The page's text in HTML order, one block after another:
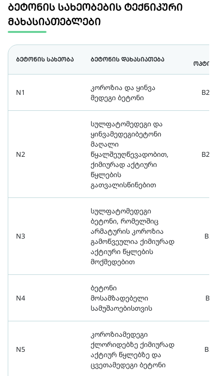
ბეტონის სახეობების ტექნიკური
მახასიათებლები
ბეტონის სახეობა ბეტონის დახასიათება
N1
კოროზია და ყინვა
მედეგი ბეტონი
N2
სულფატომედეგი და
ყინვამედეგიბეტონი
მაღალი
წყალშეუღწევადობით,
ქიმიურად აქტიური
წყლების
გათვალისწინებით
N3
სულფატომედეგი
ბეტონი, რომელშიც
არმატურის კოროზია
გამოწვეულია ქიმიურად
აქტიური წყლების
მოქმედებით
N4
ბეტონი
მოსამზადებელი
სამუშაოებისთვის
N5
კოროზიამედეგი
ქლორიდებზე ქიმიურად
აქტიურ წყლებზე და
ცვეთამედეგი ბეტონი